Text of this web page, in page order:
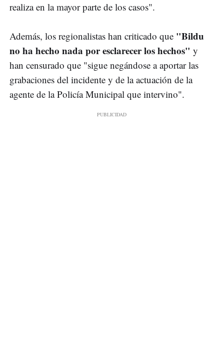
realiza en la mayor parte de los casos".
Además, los regionalistas han criticado que "Bildu
no ha hecho nada por esclarecer los hechos" y
han censurado que "sigue negándose a aportar las
grabaciones del incidente y de la actuación de la
agente de la Policía Municipal que intervino".